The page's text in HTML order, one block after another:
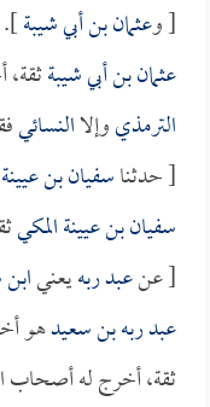
[ وعثمان بن أبي شيبة].
عثمان بن أبي شيبة
الترمذيوإلاالنسائي
[ حدثناسفيان بن عيينة
سفيان بن عيينة المكي
[ عنعبد ربهيعني
عبد ربه بن سعيدهو
ثقة، أخرج له أصحاب